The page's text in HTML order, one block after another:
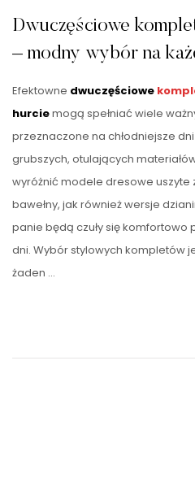
Dwuczęściowe
– modny wybór na
Efektowne dwuczęściowe
hurciemogą spełniać wiele
przeznaczone na chłodniejsze
grubszych, otulających
wyróżnić modele dresowe uszyte
bawełny, jak również wersje
panie będą czuły się
dni. Wybór stylowych kompletów
żaden …